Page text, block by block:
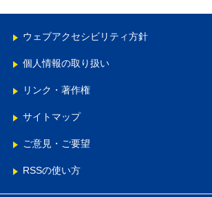
ウェブアクセシビリティ方針
個人情報の取り扱い
リンク・著作権
サイトマップ
ご意見・ご要望
RSSの使い方